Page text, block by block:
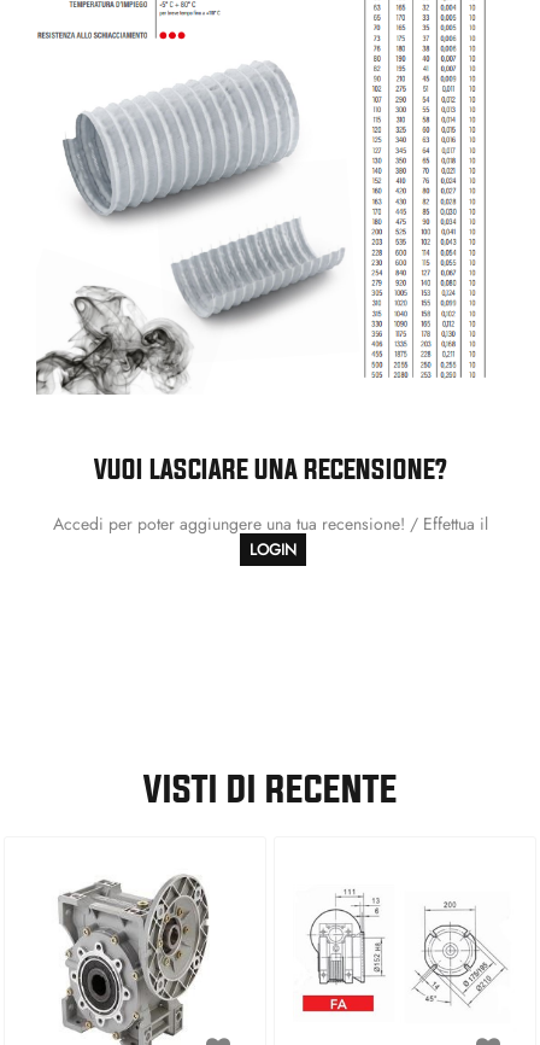
VUOI LASCIARE UNA RECENSIONE?
Accedi per poter aggiungere una tua recensione! / Effettua il
LOGIN
VISTI DI RECENTE